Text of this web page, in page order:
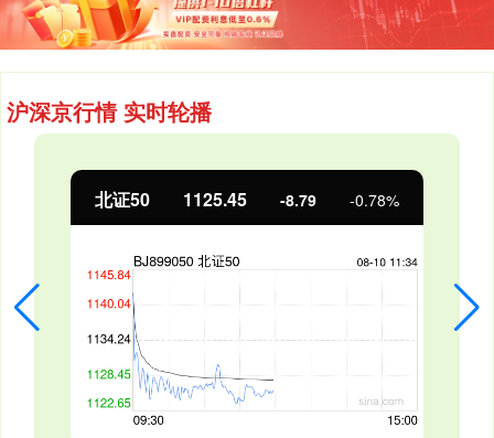
沪深京行情 实时轮播
北证50 1125.45 -8.79 -0.78%